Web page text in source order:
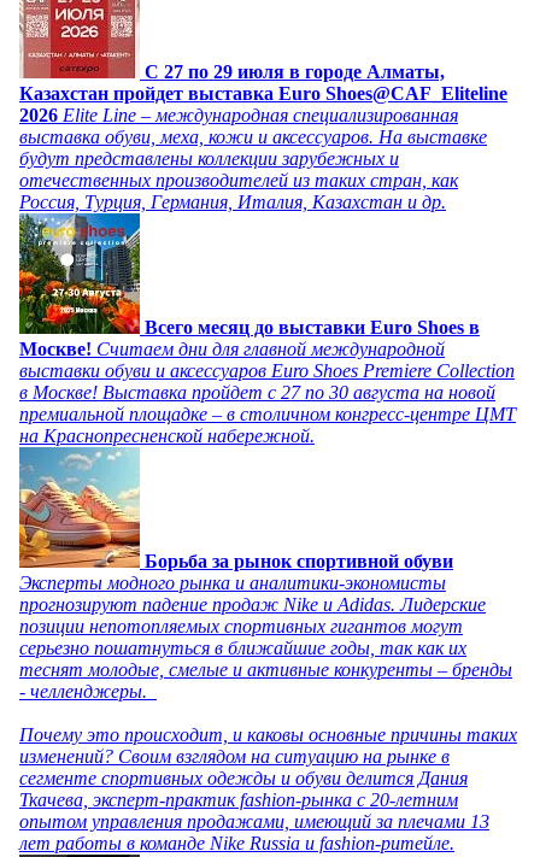
C 27 по 29 июля в городе Алматы,
Казахстан пройдет выставка Euro Shoes@CAF_Eliteline
2026 Elite Line – международная специализированная
выставка обуви, меха, кожи и аксессуаров. На выставке
будут представлены коллекции зарубежных и
отечественных производителей из таких стран, как
Россия, Турция, Германия, Италия, Казахстан и др.
Всего месяц до выставки Euro Shoes в
Москве! Считаем дни для главной международной
выставки обуви и аксессуаров Euro Shoes Premiere Collection
в Москве! Выставка пройдет с 27 по 30 августа на новой
премиальной площадке – в столичном конгресс-центре ЦМТ
на Краснопресненской набережной.
Борьба за рынок спортивной обуви
Эксперты модного рынка и аналитики-экономисты
прогнозируют падение продаж Nike и Adidas. Лидерские
позиции непотопляемых спортивных гигантов могут
серьезно пошатнуться в ближайшие годы, так как их
теснят молодые, смелые и активные конкуренты – бренды
- челленджеры.
Почему это происходит, и каковы основные причины таких
изменений? Своим взглядом на ситуацию на рынке в
сегменте спортивных одежды и обуви делится Дания
Ткачева, эксперт-практик fashion-рынка с 20-летним
опытом управления продажами, имеющий за плечами 13
лет работы в команде Nike Russia и fashion-ритейле.